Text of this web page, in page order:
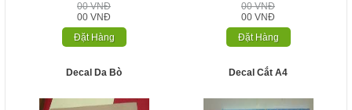
00 VNĐ
00 VNĐ
Đặt Hàng
00 VNĐ
00 VNĐ
Đặt Hàng
Decal Da Bò Decal Cắt A4